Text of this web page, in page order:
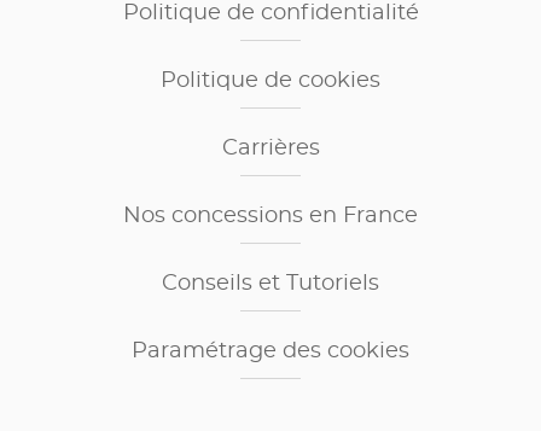
Politique de confidentialité
Politique de cookies
Carrières
Nos concessions en France
Conseils et Tutoriels
Paramétrage des cookies